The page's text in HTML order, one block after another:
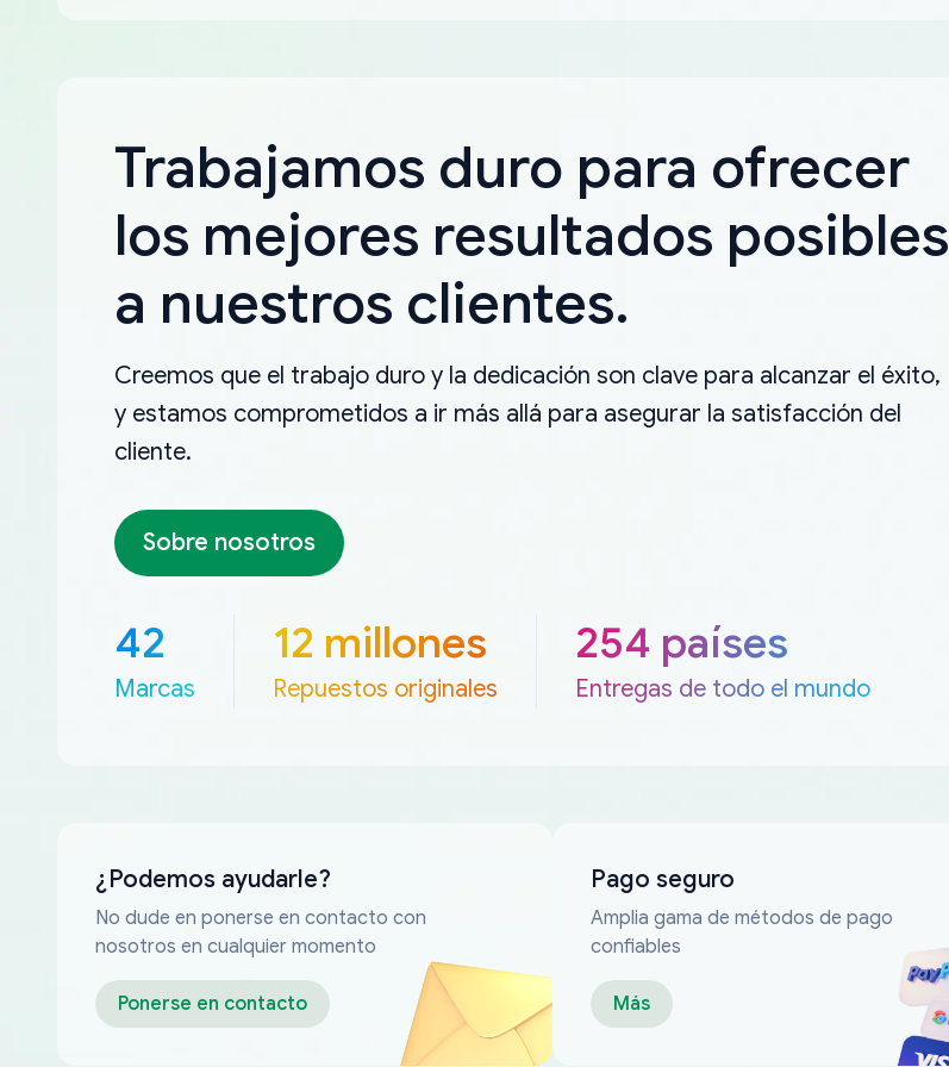
Trabajamos duro para ofrecer
los mejores resultados posibles
a nuestros clientes.
Creemos que el trabajo duro y la dedicación son clave para alcanzar el éxito,
y estamos comprometidos a ir más allá para asegurar la satisfacción del
cliente.
Sobre nosotros
42
Marcas
12 millones
Repuestos originales
254 países
Entregas de todo el mundo
¿Podemos ayudarle?
No dude en ponerse en contacto con
nosotros en cualquier momento
Ponerse en contacto
Pago seguro
Amplia gama de métodos de pago
confiables
Más